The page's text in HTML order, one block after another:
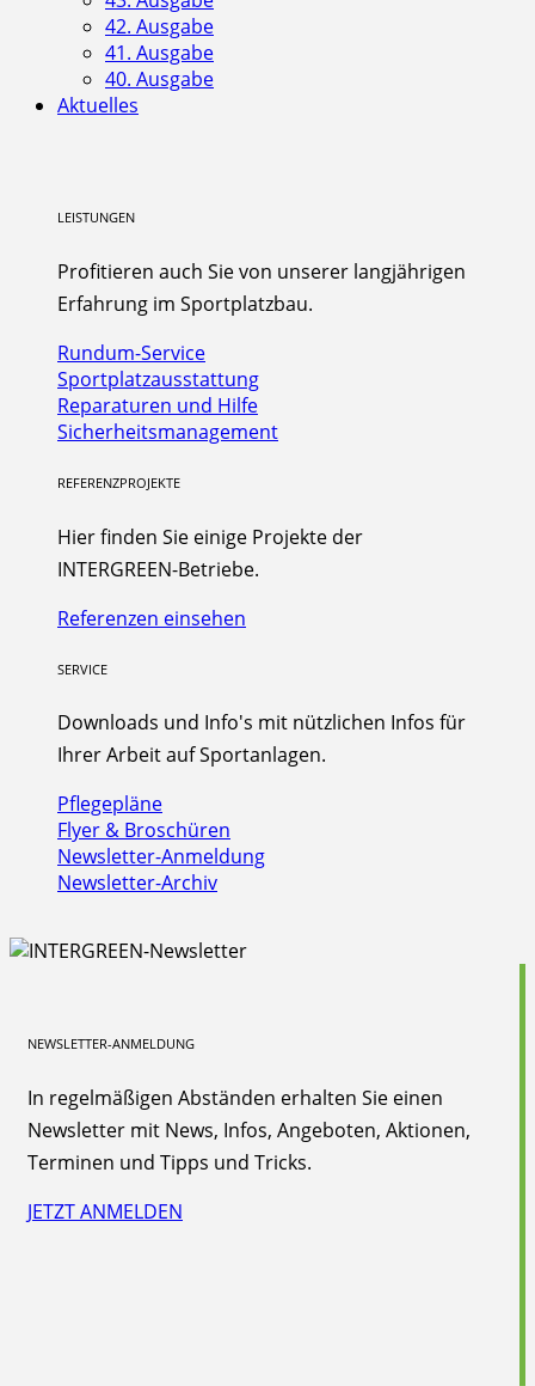
42. Ausgabe
41. Ausgabe
40. Ausgabe
Aktuelles
LEISTUNGEN
Profitieren auch Sie von unserer langjährigen
Erfahrung im Sportplatzbau.
Rundum-Service
Sportplatzausstattung
Reparaturen und Hilfe
Sicherheitsmanagement
REFERENZPROJEKTE
Hier finden Sie einige Projekte der
INTERGREEN-Betriebe.
Referenzen einsehen
SERVICE
Downloads und Info's mit nützlichen Infos für
Ihrer Arbeit auf Sportanlagen.
Pflegepläne
Flyer & Broschüren
Newsletter-Anmeldung
Newsletter-Archiv
NEWSLETTER-ANMELDUNG
In regelmäßigen Abständen erhalten Sie einen
Newsletter mit News, Infos, Angeboten, Aktionen,
Terminen und Tipps und Tricks.
JETZT ANMELDEN